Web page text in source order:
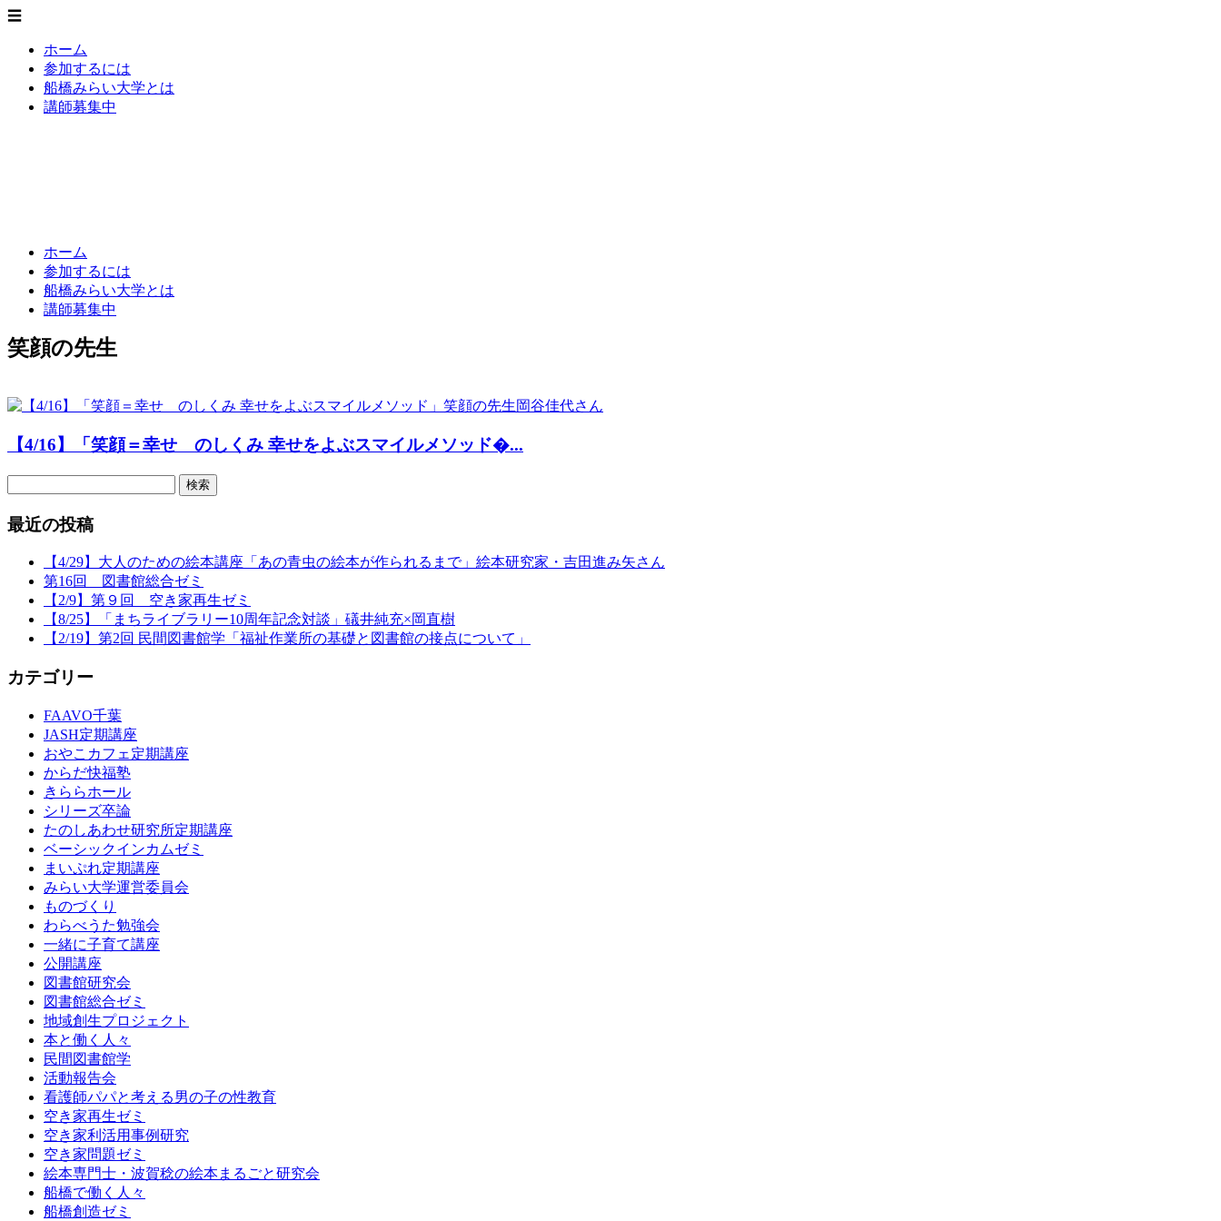
☰
ホーム
参加するには
船橋みらい大学とは
講師募集中
ホーム
参加するには
船橋みらい大学とは
講師募集中
笑顔の先生
【4/16】「笑顔＝幸せ のしくみ 幸せをよぶスマイルメソッド�...
最近の投稿
【4/29】大人のための絵本講座「あの青虫の絵本が作られるまで」絵本研究家・吉田進み矢さん
第16回 図書館総合ゼミ
【2/9】第９回 空き家再生ゼミ
【8/25】「まちライブラリー10周年記念対談」礒井純充×岡直樹
【2/19】第2回 民間図書館学「福祉作業所の基礎と図書館の接点について」
カテゴリー
FAAVO千葉
JASH定期講座
おやこカフェ定期講座
からだ快福塾
きららホール
シリーズ卒論
たのしあわせ研究所定期講座
ベーシックインカムゼミ
まいぷれ定期講座
みらい大学運営委員会
ものづくり
わらべうた勉強会
一緒に子育て講座
公開講座
図書館研究会
図書館総合ゼミ
地域創生プロジェクト
本と働く人々
民間図書館学
活動報告会
看護師パパと考える男の子の性教育
空き家再生ゼミ
空き家利活用事例研究
空き家問題ゼミ
絵本専門士・波賀稔の絵本まるごと研究会
船橋で働く人々
船橋創造ゼミ